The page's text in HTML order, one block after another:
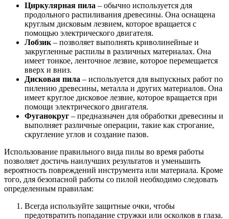
Циркулярная пила – обычно используется для
продольного распиливания древесины. Она оснащена
круглым дисковым лезвием, которое вращается с
помощью электрического двигателя.
Лобзик – позволяет выполнять криволинейные и
закругленные распилы в различных материалах. Она
имеет тонкое, ленточное лезвие, которое перемещается
вверх и вниз.
Дисковая пила – используется для выпускных работ по
пилению древесины, металла и других материалов. Она
имеет круглое дисковое лезвие, которое вращается при
помощи электрического двигателя.
Фуганокруг – предназначен для обработки древесины и
выполняет различные операции, такие как строгание,
скругление углов и создание пазов.
Использование правильного вида пилы во время работы
позволяет достичь наилучших результатов и уменьшить
вероятность повреждений инструмента или материала. Кроме
того, для безопасной работы со пилой необходимо следовать
определенным правилам:
Всегда используйте защитные очки, чтобы
предотвратить попадание стружки или осколков в глаза.